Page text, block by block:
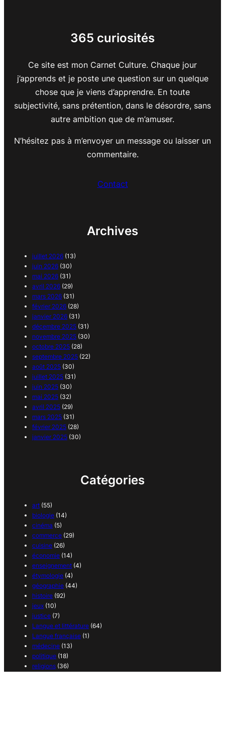
365 curiosités
Ce site est mon Carnet Culture. Chaque jour
j’apprends et je poste une question sur un quelque
chose que je viens d’apprendre. En toute
subjectivité, sans prétention, dans le désordre, sans
autre ambition que de m’amuser.
N’hésitez pas à m’envoyer un message ou laisser un
commentaire.
Contact
Archives
juillet 2026 (13)
juin 2026 (30)
mai 2026 (31)
avril 2026 (29)
mars 2026 (31)
février 2026 (28)
janvier 2026 (31)
décembre 2025 (31)
novembre 2025 (30)
octobre 2025 (28)
septembre 2025 (22)
août 2025 (30)
juillet 2025 (31)
juin 2025 (30)
mai 2025 (32)
avril 2025 (29)
mars 2025 (31)
février 2025 (28)
janvier 2025 (30)
Catégories
art (55)
biologie (14)
cinéma (5)
commerce (29)
cuisine (26)
économie (14)
enseignement (4)
étymologie (4)
géographie (44)
histoire (92)
jeux (10)
justice (7)
Langue et littérature (64)
Langue française (1)
médecine (13)
politique (18)
religions (36)